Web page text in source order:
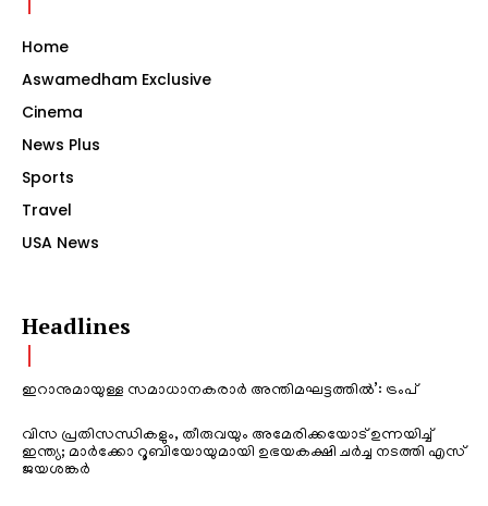
Home
Aswamedham Exclusive
Cinema
News Plus
Sports
Travel
USA News
Headlines
ഇറാനുമായുള്ള സമാധാനകരാർ അന്തിമഘട്ടത്തിൽ‌’: ട്രംപ്
വിസ പ്രതിസന്ധികളും, തീരുവയും അമേരിക്കയോട് ഉന്നയിച്ച്
ഇന്ത്യ; മാർക്കോ റൂബിയോയുമായി ഉഭയകക്ഷി ചർച്ച നടത്തി എസ്
ജയശങ്കർ